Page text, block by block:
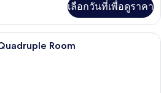
เลือกวันที่เพื่อดูราคา
ผ้านวมขนเป็ด, ตู้นิรภัยในห้องพัก, โต๊ะ
Room